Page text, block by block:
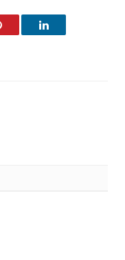
Pinterest LinkedIn